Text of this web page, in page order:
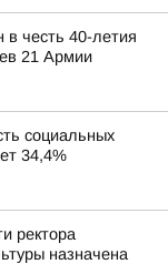
честь 40-летия
21 Армии
социальных
34,4%
ректора
назначена